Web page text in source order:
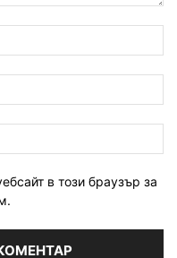
в този браузър за